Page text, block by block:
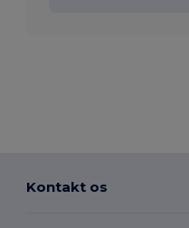
Kontakt os